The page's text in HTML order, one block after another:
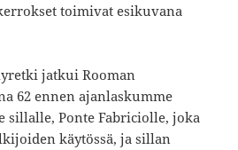
toimivat esikuvana
jatkui Rooman
62 ennen ajanlaskumme
sillalle, Ponte Fabriciolle, joka
käytössä, ja sillan